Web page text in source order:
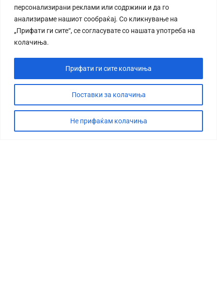
персонализирани реклами или содржини и да го
анализираме нашиот сообраќај. Со кликнување на
„Прифати ги сите“, се согласувате со нашата употреба на
колачиња.
Поставки за колачиња
Не прифаќам колачиња
Прифати ги сите колачиња